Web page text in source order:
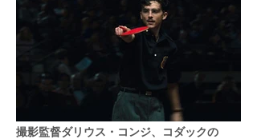
撮影監督ダリウス・コンジ、コダックの